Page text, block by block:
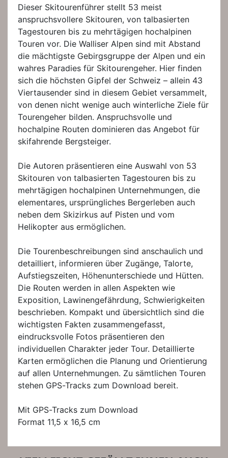
Dieser Skitourenführer stellt 53 meist
anspruchsvollere Skitouren, von talbasierten
Tagestouren bis zu mehrtägigen hochalpinen
Touren vor. Die Walliser Alpen sind mit Abstand
die mächtigste Gebirgsgruppe der Alpen und ein
wahres Paradies für Skitourengeher. Hier finden
sich die höchsten Gipfel der Schweiz – allein 43
Viertausender sind in diesem Gebiet versammelt,
von denen nicht wenige auch winterliche Ziele für
Tourengeher bilden. Anspruchsvolle und
hochalpine Routen dominieren das Angebot für
skifahrende Bergsteiger.
Die Autoren präsentieren eine Auswahl von 53
Skitouren von talbasierten Tagestouren bis zu
mehrtägigen hochalpinen Unternehmungen, die
elementares, ursprüngliches Bergerleben auch
neben dem Skizirkus auf Pisten und vom
Helikopter aus ermöglichen.
Die Tourenbeschreibungen sind anschaulich und
detailliert, informieren über Zugänge, Talorte,
Aufstiegszeiten, Höhenunterschiede und Hütten.
Die Routen werden in allen Aspekten wie
Exposition, Lawinengefährdung, Schwierigkeiten
beschrieben. Kompakt und übersichtlich sind die
wichtigsten Fakten zusammengefasst,
eindrucksvolle Fotos präsentieren den
individuellen Charakter jeder Tour. Detaillierte
Karten ermöglichen die Planung und Orientierung
auf allen Unternehmungen. Zu sämtlichen Touren
stehen GPS-Tracks zum Download bereit.
Mit GPS-Tracks zum Download
Format 11,5 x 16,5 cm